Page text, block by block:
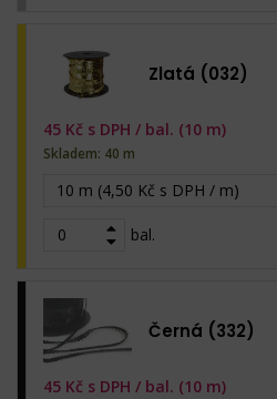
Zlatá (032)
10 m (4,50 Kč s DPH / m)
bal.
45 Kč s DPH / bal. (10 m)
Skladem: 40 m
Černá (332)
45 Kč s DPH / bal. (10 m)